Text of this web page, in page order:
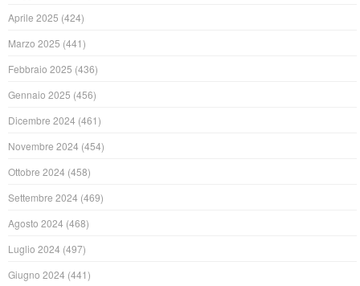
Aprile 2025 (424)
Marzo 2025 (441)
Febbraio 2025 (436)
Gennaio 2025 (456)
Dicembre 2024 (461)
Novembre 2024 (454)
Ottobre 2024 (458)
Settembre 2024 (469)
Agosto 2024 (468)
Luglio 2024 (497)
Giugno 2024 (441)